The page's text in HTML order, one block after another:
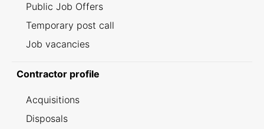
Public Job Offers
Temporary post call
Job vacancies
Contractor profile
Acquisitions
Disposals